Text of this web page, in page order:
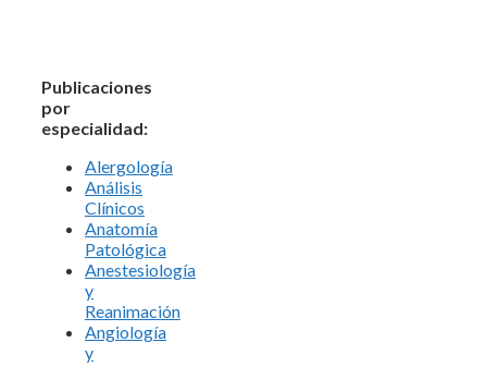
Publicaciones
por
especialidad:
Alergología
Análisis
Clínicos
Anatomía
Patológica
Anestesiología
y
Reanimación
Angiología
y